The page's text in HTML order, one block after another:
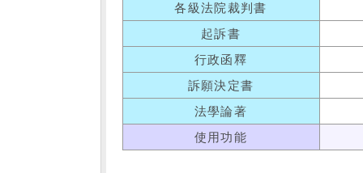
各級法院裁判書
起訴書
行政函釋
訴願決定書
法學論著
使用功能